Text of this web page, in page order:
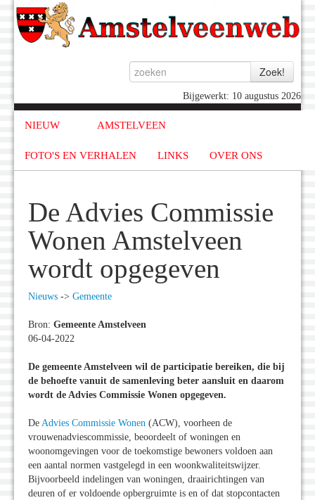
Bijgewerkt: 10 augustus 2026
NIEUW AMSTELVEEN
FOTO'S EN VERHALEN LINKS OVER ONS
De Advies Commissie
Wonen Amstelveen
wordt opgegeven
Nieuws -> Gemeente
Bron: Gemeente Amstelveen
06-04-2022
De gemeente Amstelveen wil de participatie bereiken, die bij
de behoefte vanuit de samenleving beter aansluit en daarom
wordt de Advies Commissie Wonen opgegeven.
De Advies Commissie Wonen (ACW), voorheen de
vrouwenadviescommissie, beoordeelt of woningen en
woonomgevingen voor de toekomstige bewoners voldoen aan
een aantal normen vastgelegd in een woonkwaliteitswijzer.
Bijvoorbeeld indelingen van woningen, draairichtingen van
deuren of er voldoende opbergruimte is en of dat stopcontacten